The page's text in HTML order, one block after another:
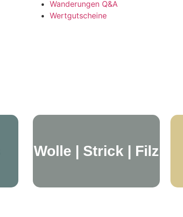
Wanderungen Q&A
Wertgutscheine
Wolle | Strick | Filz